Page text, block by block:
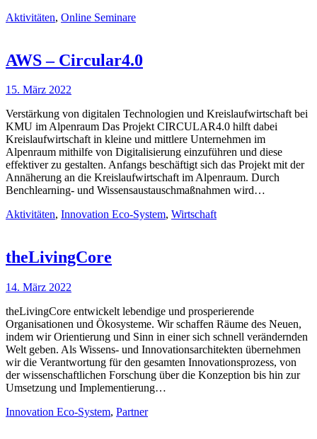
Aktivitäten, Online Seminare
AWS – Circular4.0
15. März 2022
Verstärkung von digitalen Technologien und Kreislaufwirtschaft bei
KMU im Alpenraum Das Projekt CIRCULAR4.0 hilft dabei
Kreislaufwirtschaft in kleine und mittlere Unternehmen im
Alpenraum mithilfe von Digitalisierung einzuführen und diese
effektiver zu gestalten. Anfangs beschäftigt sich das Projekt mit der
Annäherung an die Kreislaufwirtschaft im Alpenraum. Durch
Benchlearning- und Wissensaustauschmaßnahmen wird…
Aktivitäten, Innovation Eco-System, Wirtschaft
theLivingCore
14. März 2022
theLivingCore entwickelt lebendige und prosperierende
Organisationen und Ökosysteme. Wir schaffen Räume des Neuen,
indem wir Orientierung und Sinn in einer sich schnell verändernden
Welt geben. Als Wissens- und Innovationsarchitekten übernehmen
wir die Verantwortung für den gesamten Innovationsprozess, von
der wissenschaftlichen Forschung über die Konzeption bis hin zur
Umsetzung und Implementierung…
Innovation Eco-System, Partner